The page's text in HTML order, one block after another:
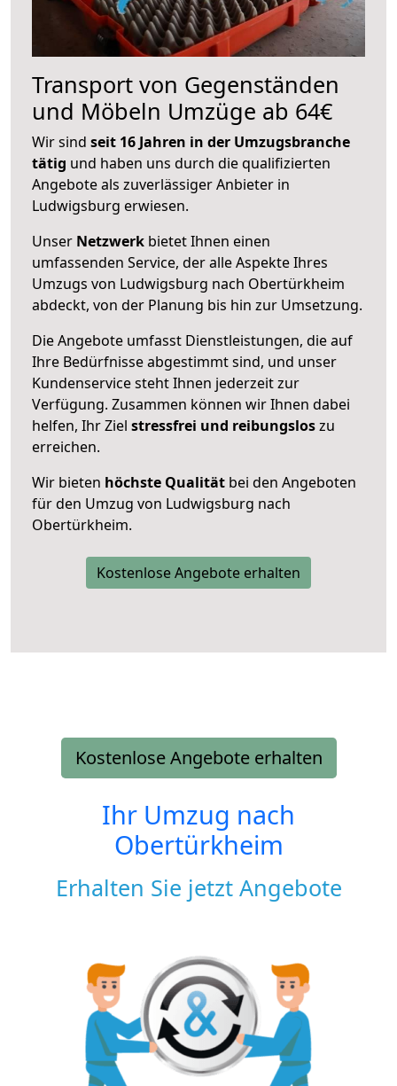
Transport von Gegenständen
und Möbeln Umzüge ab 64€
Wir sind seit 16 Jahren in der Umzugsbranche
tätig und haben uns durch die qualifizierten
Angebote als zuverlässiger Anbieter in
Ludwigsburg erwiesen.
Unser Netzwerk bietet Ihnen einen
umfassenden Service, der alle Aspekte Ihres
Umzugs von Ludwigsburg nach Obertürkheim
abdeckt, von der Planung bis hin zur Umsetzung.
Die Angebote umfasst Dienstleistungen, die auf
Ihre Bedürfnisse abgestimmt sind, und unser
Kundenservice steht Ihnen jederzeit zur
Verfügung. Zusammen können wir Ihnen dabei
helfen, Ihr Ziel stressfrei und reibungsloszu
erreichen.
Wir bieten höchste Qualität bei den Angeboten
für den Umzug von Ludwigsburg nach
Obertürkheim.
Kostenlose Angebote erhalten
Kostenlose Angebote erhalten
Ihr Umzug nach
Obertürkheim
Erhalten Sie jetzt Angebote